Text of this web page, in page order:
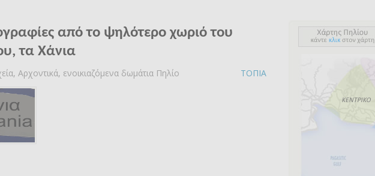
από το ψηλότερο χωριό του
τα Xάνια
Αρχοντικά, ενοικιαζόμενα δωμάτια Πηλίο ΤΟΠΙΑ